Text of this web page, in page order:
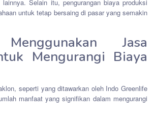
lainnya. Selain itu, pengurangan biaya produksi
untuk tetap bersaing di pasar yang semakin
Jasa
Mengurangi Biaya
seperti yang ditawarkan oleh Indo Greenlife
manfaat yang signifikan dalam mengurangi